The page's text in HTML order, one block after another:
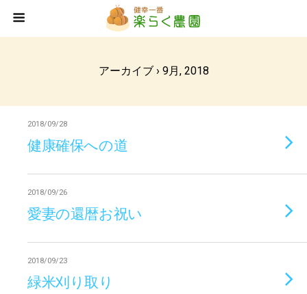
アーカイブ › 9月, 2018
2018/09/28
健康確保への道
2018/09/26
愛妻の還暦お祝い
2018/09/23
緑米刈り取り